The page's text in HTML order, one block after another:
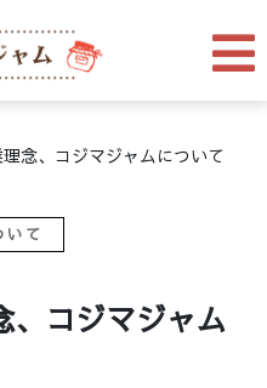
念、コジマジャムについて
いて
、コジマジャム